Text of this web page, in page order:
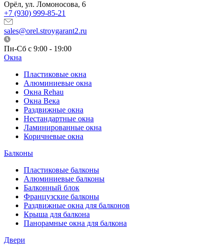
Орёл, ул. Ломоносова, 6
+7 (930) 999-85-21
sales@orel.stroygarant2.ru
Пн-Сб с 9:00 - 19:00
Окна
Пластиковые окна
Алюминиевые окна
Окна Rehau
Окна Века
Раздвижные окна
Нестандартные окна
Ламинированные окна
Коричневые окна
Балконы
Пластиковые балконы
Алюминиевые балконы
Балконный блок
Французские балконы
Раздвижные окна для балконов
Крыша для балкона
Панорамные окна для балкона
Двери